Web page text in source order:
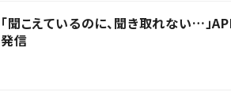
「聞こえているのに、聞き取れない…」
発信